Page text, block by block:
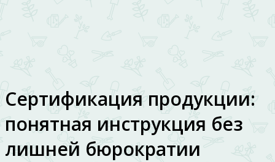
Сертификация продукции:
понятная инструкция без
лишней бюрократии